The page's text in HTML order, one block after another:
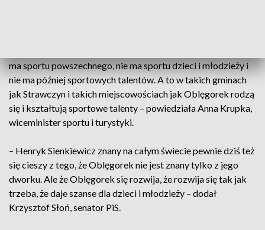
ma sportu powszechnego, nie ma sportu dzieci i młodzieży i
nie ma później sportowych talentów. A to w takich gminach
jak Strawczyn i takich miejscowościach jak Oblęgorek rodzą
się i kształtują sportowe talenty – powiedziała Anna Krupka,
wiceminister sportu i turystyki.
– Henryk Sienkiewicz znany na całym świecie pewnie dziś też
się cieszy z tego, że Oblęgorek nie jest znany tylko z jego
dworku. Ale że Oblęgorek się rozwija, że rozwija się tak jak
trzeba, że daje szanse dla dzieci i młodzieży – dodał
Krzysztof Słoń, senator PiS.